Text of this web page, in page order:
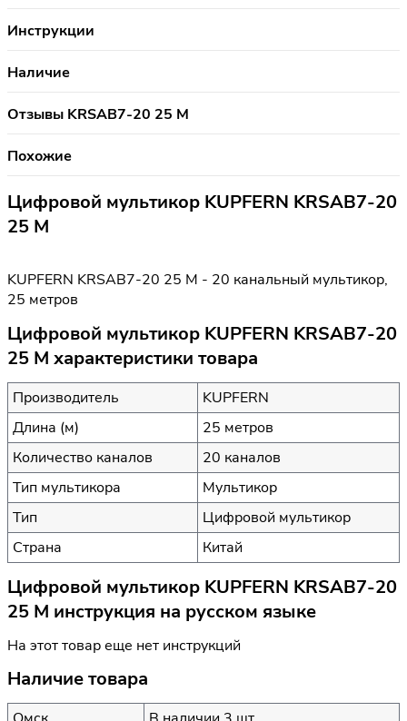
Инструкции
Наличие
Отзывы KRSAB7-20 25 M
Похожие
Цифровой мультикор KUPFERN KRSAB7-20
25 M
KUPFERN KRSAB7-20 25 M - 20 канальный мультикор,
25 метров
Цифровой мультикор KUPFERN KRSAB7-20
25 M характеристики товара
Производитель
KUPFERN
Длина (м)
25 метров
Количество каналов
20 каналов
Тип мультикора
Мультикор
Тип
Цифровой мультикор
Страна
Китай
Цифровой мультикор KUPFERN KRSAB7-20
25 M инструкция на русском языке
На этот товар еще нет инструкций
Наличие товара